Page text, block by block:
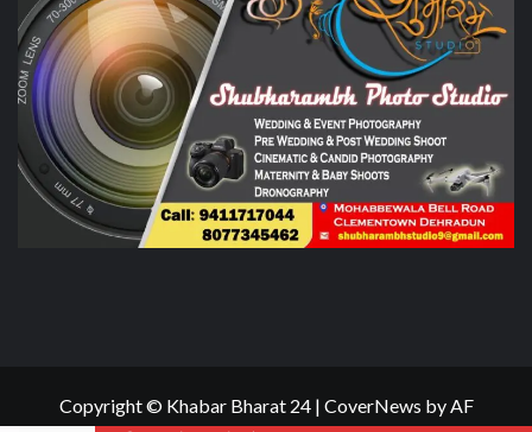
Copyright © Khabar Bharat 24 | CoverNews by AF